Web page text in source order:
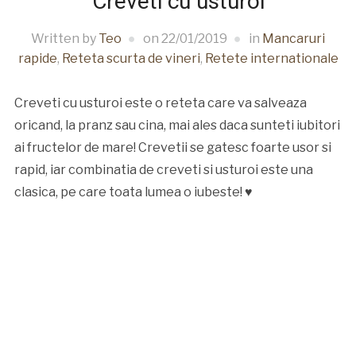
Written by Teo on 22/01/2019 in Mancaruri
rapide, Reteta scurta de vineri, Retete internationale
Creveti cu usturoi este o reteta care va salveaza
oricand, la pranz sau cina, mai ales daca sunteti iubitori
ai fructelor de mare! Crevetii se gatesc foarte usor si
rapid, iar combinatia de creveti si usturoi este una
clasica, pe care toata lumea o iubeste! ♥